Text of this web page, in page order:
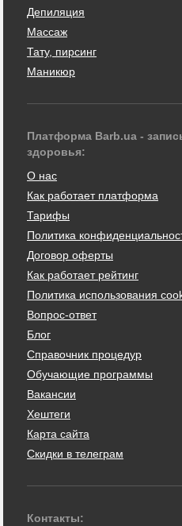
Депиляция
Массаж
Тату, пирсинг
Маникюр
Платформа Barb.ua -
здоровья:
О нас
Как работает платформа
Тарифы
Политика
Договор оферты
Как работает рейтинг
Политика использования
Вопрос-ответ
Блог
Справочник процедур
Обучающие программы
Вакансии
Хештеги
Карта сайта
Скидки в телеграм
Контакты: